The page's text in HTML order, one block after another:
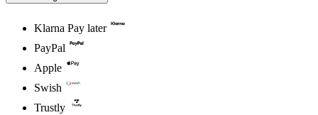
Klarna Pay later
PayPal
Apple
Swish
Trustly